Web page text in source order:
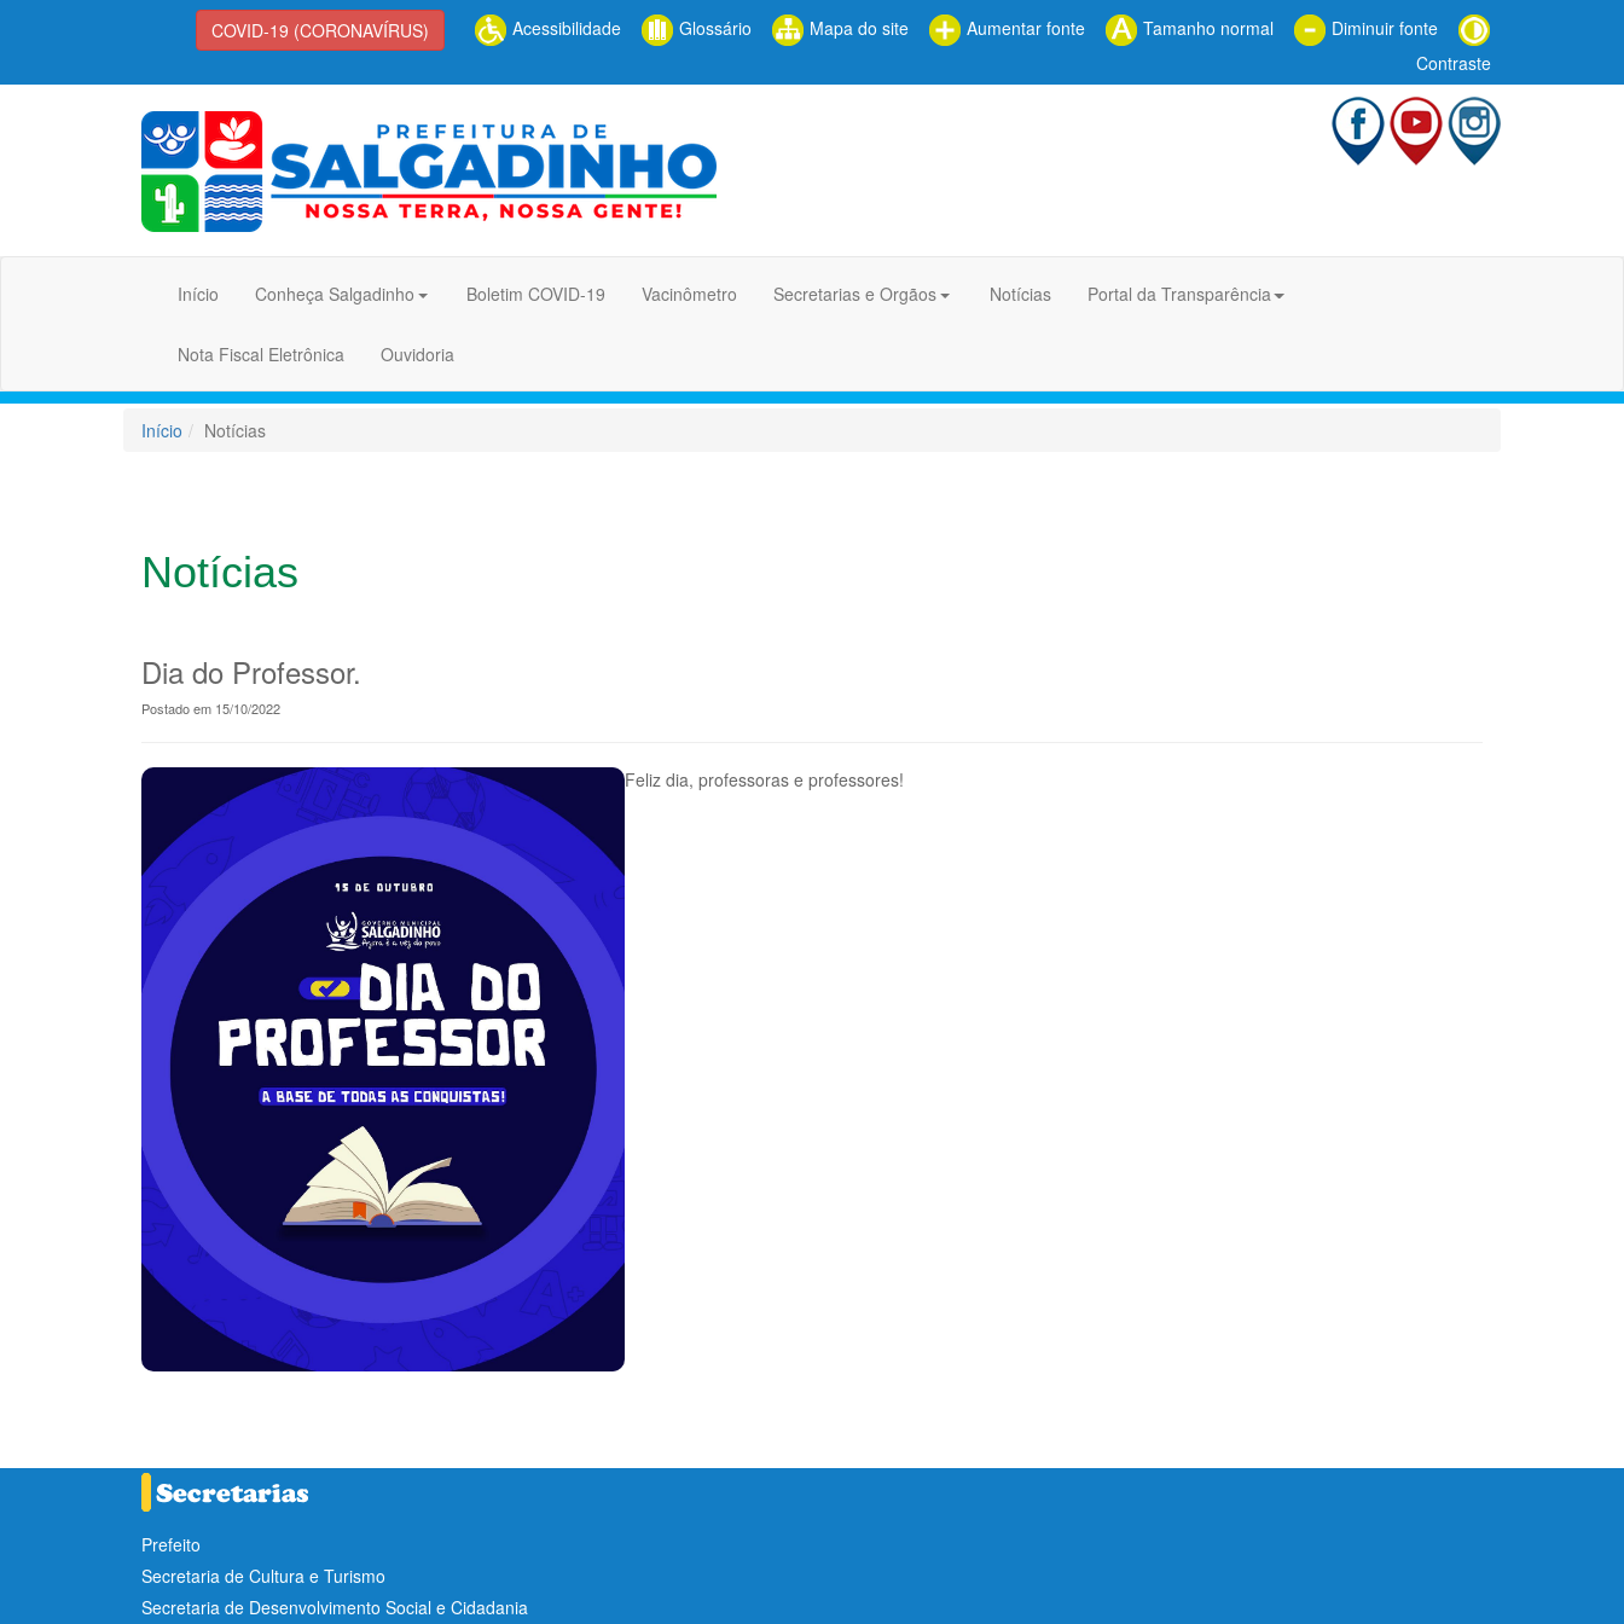
COVID-19 (CORONAVÍRUS) Acessibilidade Glossário Mapa do site Aumentar fonte Tamanho normal
Diminuir fonte
Contraste
Início Conheça Salgadinho Boletim COVID-19 Vacinômetro Secretarias e Orgãos Notícias Portal da Transparência
Nota Fiscal Eletrônica Ouvidoria
Início Notícias
Notícias
Dia do Professor.
Postado em 15/10/2022
Feliz dia, professoras e professores!
Prefeito
Secretaria de Cultura e Turismo
Secretaria de Desenvolvimento Social e Cidadania